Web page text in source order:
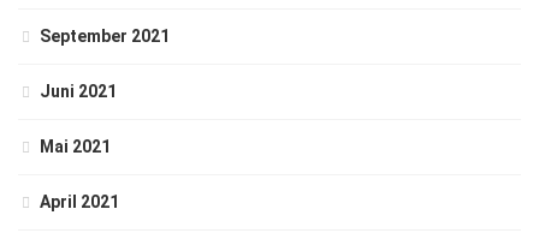
September 2021
Juni 2021
Mai 2021
April 2021